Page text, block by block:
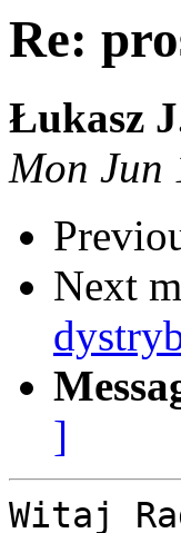
Re:
Łukasz
Mon Jun
Next
]
Witaj